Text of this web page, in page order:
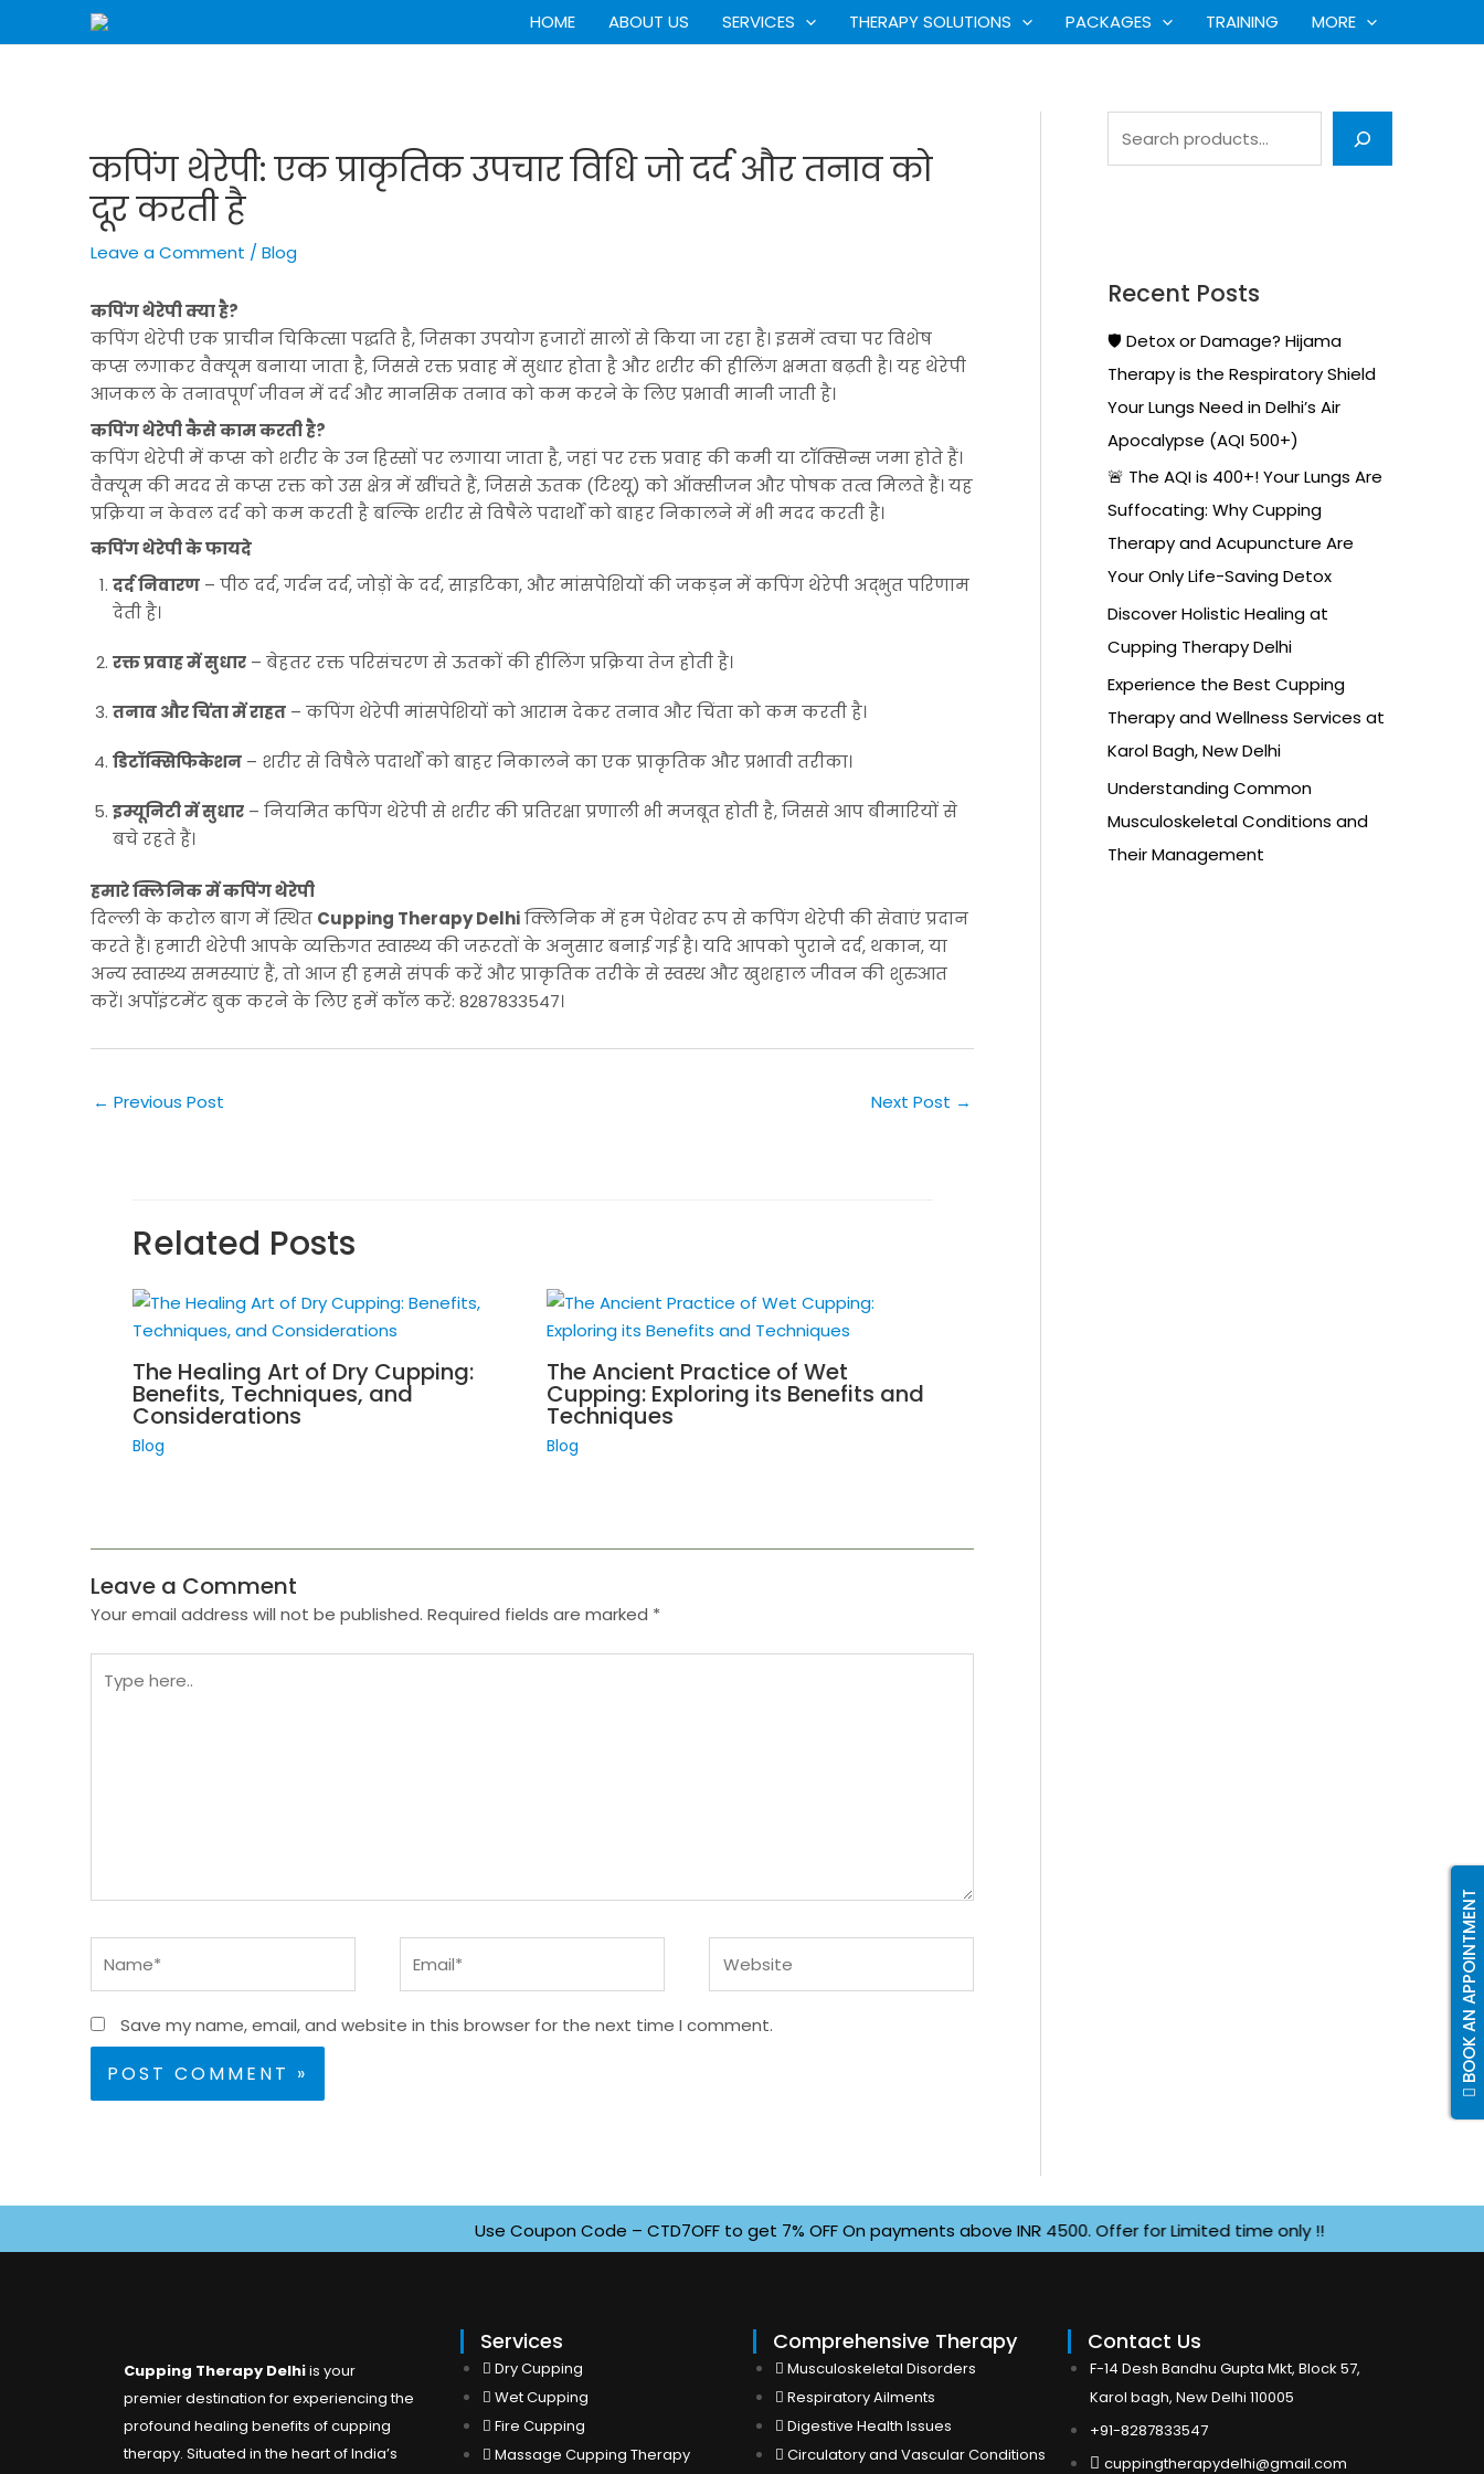
BOOK AN APPOINTMENT
to
HOME ABOUT US SERVICES THERAPY SOLUTIONS PACKAGES TRAINING MORE
कपिंग थेरेपी: एक प्राकृतिक उपचार विधि जो दर्द और तनाव को
दूर करती है
Leave a Comment / Blog
कपिंग थेरेपी क्या है?
कपिंग थेरेपी एक प्राचीन चिकित्सा पद्धति है, जिसका उपयोग हजारों सालों से किया जा रहा है। इसमें त्वचा पर विशेष
कप्स लगाकर वैक्यूम बनाया जाता है, जिससे रक्त प्रवाह में सुधार होता है और शरीर की हीलिंग क्षमता बढ़ती है। यह थेरेपी
आजकल के तनावपूर्ण जीवन में दर्द और मानसिक तनाव को कम करने के लिए प्रभावी मानी जाती है।
कपिंग थेरेपी कैसे काम करती है?
कपिंग थेरेपी में कप्स को शरीर के उन हिस्सों पर लगाया जाता है, जहां पर रक्त प्रवाह की कमी या टॉक्सिन्स जमा होते हैं।
वैक्यूम की मदद से कप्स रक्त को उस क्षेत्र में खींचते हैं, जिससे ऊतक (टिश्यू) को ऑक्सीजन और पोषक तत्व मिलते हैं। यह
प्रक्रिया न केवल दर्द को कम करती है बल्कि शरीर से विषैले पदार्थों को बाहर निकालने में भी मदद करती है।
कपिंग थेरेपी के फायदे
दर्द निवारण – पीठ दर्द, गर्दन दर्द, जोड़ों के दर्द, साइटिका, और मांसपेशियों की जकड़न में कपिंग थेरेपी अद्भुत परिणाम
देती है।
रक्त प्रवाह में सुधार – बेहतर रक्त परिसंचरण से ऊतकों की हीलिंग प्रक्रिया तेज होती है।
तनाव और चिंता में राहत – कपिंग थेरेपी मांसपेशियों को आराम देकर तनाव और चिंता को कम करती है।
डिटॉक्सिफिकेशन – शरीर से विषैले पदार्थों को बाहर निकालने का एक प्राकृतिक और प्रभावी तरीका।
इम्यूनिटी में सुधार – नियमित कपिंग थेरेपी से शरीर की प्रतिरक्षा प्रणाली भी मजबूत होती है, जिससे आप बीमारियों से
बचे रहते हैं।
हमारे क्लिनिक में कपिंग थेरेपी
दिल्ली के करोल बाग में स्थित Cupping Therapy Delhiक्लिनिक में हम पेशेवर रूप से कपिंग थेरेपी की सेवाएं प्रदान
करते हैं। हमारी थेरेपी आपके व्यक्तिगत स्वास्थ्य की जरूरतों के अनुसार बनाई गई है। यदि आपको पुराने दर्द, थकान, या
अन्य स्वास्थ्य समस्याएं हैं, तो आज ही हमसे संपर्क करें और प्राकृतिक तरीके से स्वस्थ और खुशहाल जीवन की शुरुआत
करें। अपॉइंटमेंट बुक करने के लिए हमें कॉल करें: 8287833547।
Post
navigation
← Previous Post Next Post →
Related Posts
The Healing Art of Dry Cupping:
Benefits, Techniques, and
Considerations
Blog
The Ancient Practice of Wet
Cupping: Exploring its Benefits and
Techniques
Blog
Leave a Comment
Your email address will not be published. Required fields are marked *
here..
Save my name, email, and website in this browser for the next time I comment.
S
e
r
Recent Posts
🛡️ Detox or Damage? Hijama
Therapy is the Respiratory Shield
Your Lungs Need in Delhi’s Air
Apocalypse (AQI 500+)
🚨 The AQI is 400+! Your Lungs Are
Suffocating: Why Cupping
Therapy and Acupuncture Are
Your Only Life-Saving Detox
Discover Holistic Healing at
Cupping Therapy Delhi
Experience the Best Cupping
Therapy and Wellness Services at
Karol Bagh, New Delhi
Understanding Common
Musculoskeletal Conditions and
Their Management
Use Coupon Code – CTD7OFF to get 7% OFF On payments above INR 4500. Offer for Limited time only !!
Cupping Therapy Delhiis your
premier destination for experiencing the
profound healing benefits of cupping
therapy. Situated in the heart of India’s
Services
Dry Cupping
Wet Cupping
Fire Cupping
Massage Cupping Therapy
Comprehensive Therapy
Musculoskeletal Disorders
Respiratory Ailments
Digestive Health Issues
Circulatory and Vascular Conditions
Contact Us
F-14 Desh Bandhu Gupta Mkt, Block 57,
Karol bagh, New Delhi 110005
+91-8287833547
cuppingtherapydelhi@gmail.com